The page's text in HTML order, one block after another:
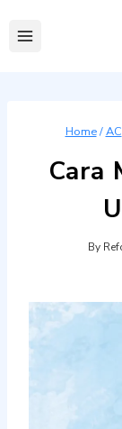
Home/AC
Cara
By